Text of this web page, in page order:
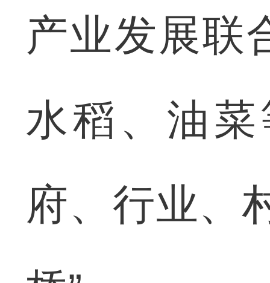
产业发展联
水稻、油
府、行业、